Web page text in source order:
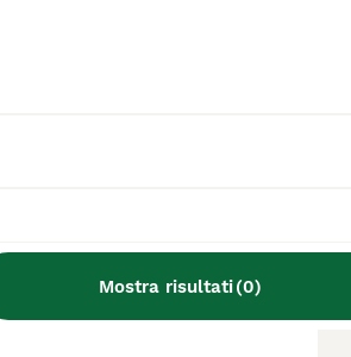
Mostra risultati(0)
può mostrarsi
Eskimo Dog a